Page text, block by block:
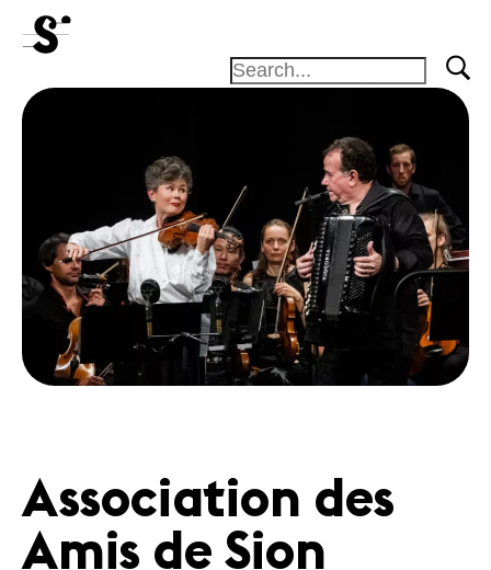
Concerts
Bénévoles
Médiation
Médias
Revue de
Mentions
légales
Contact
Association des
Amis de Sion